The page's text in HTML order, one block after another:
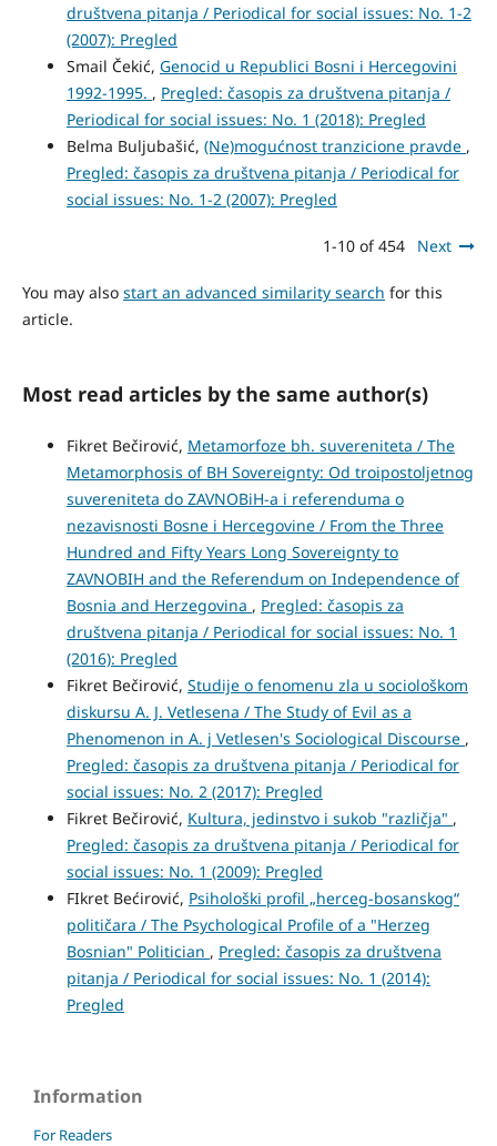
društvena pitanja / Periodical for social issues: No. 1-2
(2007): Pregled
Smail Čekić, Genocid u Republici Bosni i Hercegovini
1992-1995. , Pregled: časopis za društvena pitanja /
Periodical for social issues: No. 1 (2018): Pregled
Belma Buljubašić, (Ne)mogućnost tranzicione pravde ,
Pregled: časopis za društvena pitanja / Periodical for
social issues: No. 1-2 (2007): Pregled
1-10 of 454 Next
You may also start an advanced similarity search for this
article.
Most read articles by the same author(s)
Fikret Bečirović, Metamorfoze bh. suvereniteta / The
Metamorphosis of BH Sovereignty: Od troipostoljetnog
suvereniteta do ZAVNOBiH-a i referenduma o
nezavisnosti Bosne i Hercegovine / From the Three
Hundred and Fifty Years Long Sovereignty to
ZAVNOBIH and the Referendum on Independence of
Bosnia and Herzegovina , Pregled: časopis za
društvena pitanja / Periodical for social issues: No. 1
(2016): Pregled
Fikret Bečirović, Studije o fenomenu zla u sociološkom
diskursu A. J. Vetlesena / The Study of Evil as a
Phenomenon in A. j Vetlesen's Sociological Discourse ,
Pregled: časopis za društvena pitanja / Periodical for
social issues: No. 2 (2017): Pregled
Fikret Bečirović, Kultura, jedinstvo i sukob "različja" ,
Pregled: časopis za društvena pitanja / Periodical for
social issues: No. 1 (2009): Pregled
FIkret Bećirović, Psihološki profil „herceg-bosanskog“
političara / The Psychological Profile of a "Herzeg
Bosnian" Politician , Pregled: časopis za društvena
pitanja / Periodical for social issues: No. 1 (2014):
Pregled
Information
For Readers